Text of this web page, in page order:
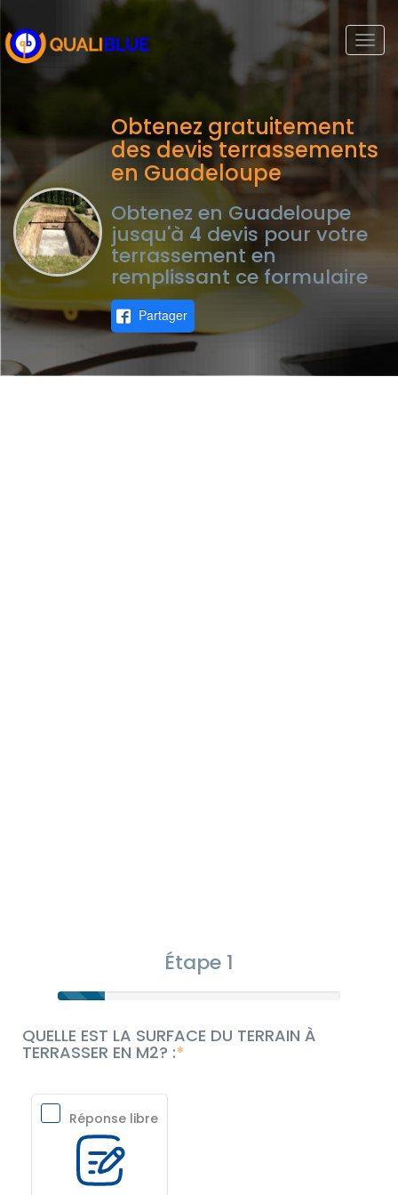
Obtenez gratuitement
des devis terrassements
en Guadeloupe
Obtenez en Guadeloupe
jusqu'à 4 devis pour votre
terrassement en
remplissant ce formulaire
Partager
Étape 1
QUELLE EST LA SURFACE DU TERRAIN À
TERRASSER EN M2? :
Réponse libre